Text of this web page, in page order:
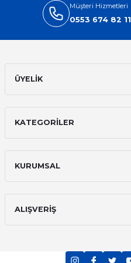
Müşteri Hizmetleri
0553 674 82 11
ÜYELİK
KATEGORİLER
KURUMSAL
ALIŞVERİŞ